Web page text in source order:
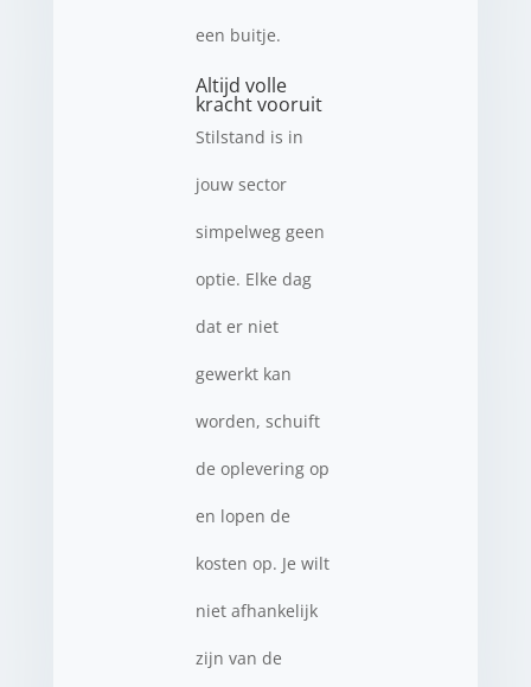
een buitje.
Altijd volle
kracht vooruit
Stilstand is in
jouw sector
simpelweg geen
optie. Elke dag
dat er niet
gewerkt kan
worden, schuift
de oplevering op
en lopen de
kosten op. Je wilt
niet afhankelijk
zijn van de